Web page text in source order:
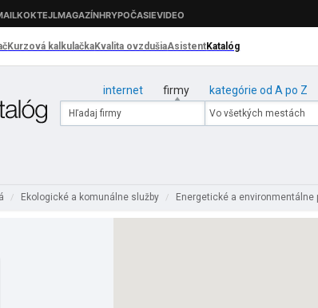
internet firmy kategórie od A po Z
/ Ekologické a komunálne služby / Energetické a environmentálne